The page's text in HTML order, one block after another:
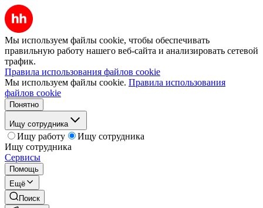
Мы используем файлы cookie, чтобы обеспечивать
правильную работу нашего веб-сайта и анализировать сетевой
трафик.
Правила использования файлов cookie
Мы используем файлы cookie. Правила использования
файлов cookie
Понятно
Ищу сотрудника
Ищу работу
Ищу сотрудника
Ищу сотрудника
Сервисы
Помощь
Ещё
Поиск